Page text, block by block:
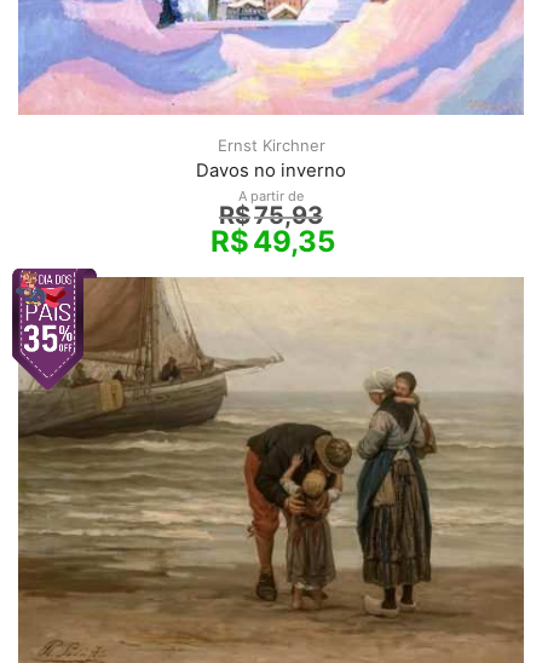
Ernst Kirchner
Davos no inverno
A partir de
R$75,93
R$49,35